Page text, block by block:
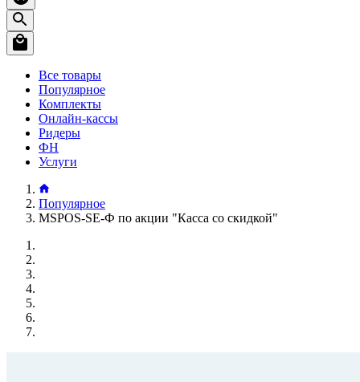
Все товары
Популярное
Комплекты
Онлайн-кассы
Ридеры
ФН
Услуги
Популярное
MSPOS-SE-Ф по акции "Касса со скидкой"